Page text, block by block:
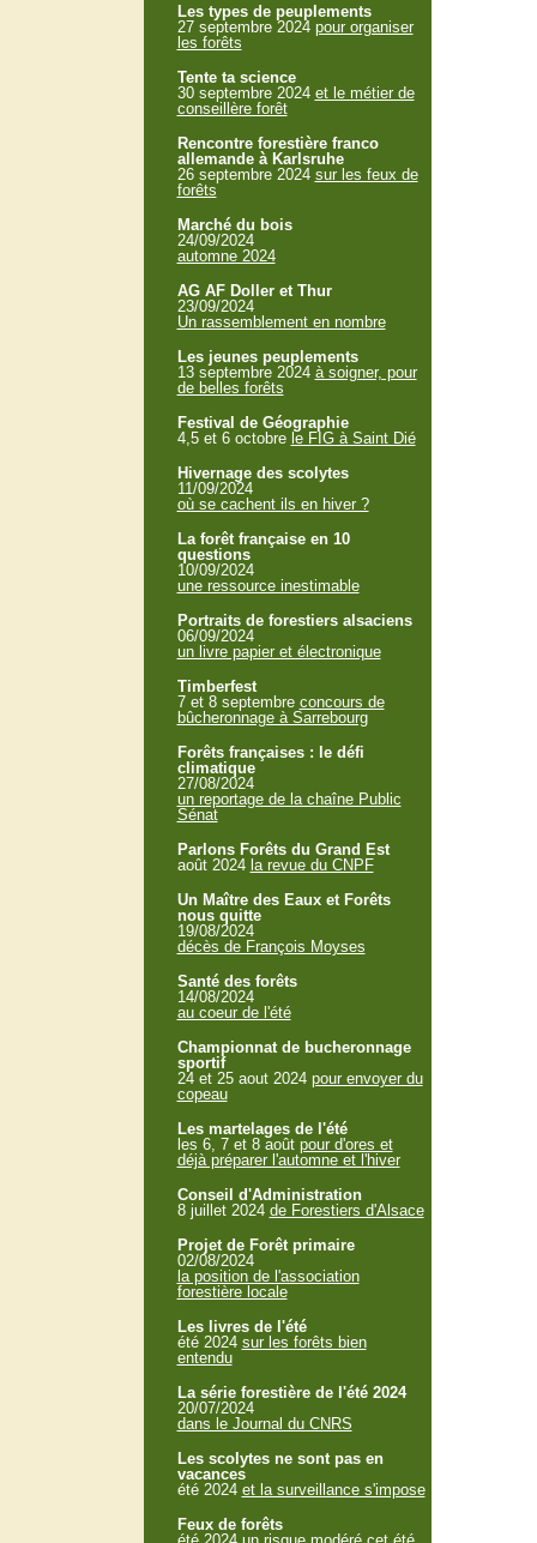
Les types de peuplements
27 septembre 2024 pour organiser
les forêts
Tente ta science
30 septembre 2024 et le métier de
conseillère forêt
Rencontre forestière franco
allemande à Karlsruhe
26 septembre 2024 sur les feux de
forêts
Marché du bois
24/09/2024
automne 2024
AG AF Doller et Thur
23/09/2024
Un rassemblement en nombre
Les jeunes peuplements
13 septembre 2024 à soigner, pour
de belles forêts
Festival de Géographie
4,5 et 6 octobre le FIG à Saint Dié
Hivernage des scolytes
11/09/2024
où se cachent ils en hiver ?
La forêt française en 10
questions
10/09/2024
une ressource inestimable
Portraits de forestiers alsaciens
06/09/2024
un livre papier et électronique
Timberfest
7 et 8 septembre concours de
bûcheronnage à Sarrebourg
Forêts françaises : le défi
climatique
27/08/2024
un reportage de la chaîne Public
Sénat
Parlons Forêts du Grand Est
août 2024 la revue du CNPF
Un Maître des Eaux et Forêts
nous quitte
19/08/2024
décès de François Moyses
Santé des forêts
14/08/2024
au coeur de l'été
Championnat de bucheronnage
sportif
24 et 25 aout 2024 pour envoyer du
copeau
Les martelages de l'été
les 6, 7 et 8 août pour d'ores et
déjà préparer l'automne et l'hiver
Conseil d'Administration
8 juillet 2024 de Forestiers d'Alsace
Projet de Forêt primaire
02/08/2024
la position de l'association
forestière locale
Les livres de l'été
été 2024 sur les forêts bien
entendu
La série forestière de l'été 2024
20/07/2024
dans le Journal du CNRS
Les scolytes ne sont pas en
vacances
été 2024 et la surveillance s'impose
Feux de forêts